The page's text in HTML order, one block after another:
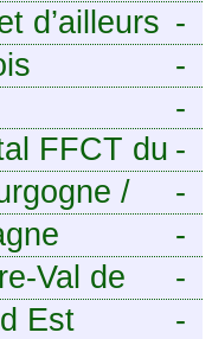
-
d’ailleurs
-
-
-
FFCT du
-
/
-
-
Val de
-
Est